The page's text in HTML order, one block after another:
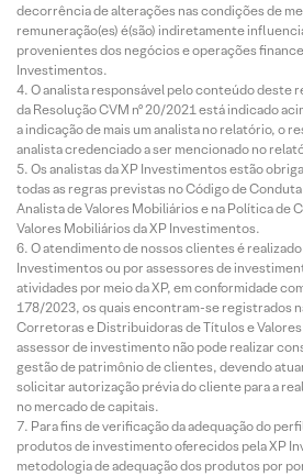
decorrência de alterações nas condições de
remuneração(es) é(são) indiretamente
provenientes dos negócios e operações
Investimentos.
O analista responsável pelo conteúdo deste
da Resolução CVM nº 20/2021 está indicado
a indicação de mais um analista no relatório, o
analista credenciado a ser mencionado no
Os analistas da XP Investimentos estão
todas as regras previstas no Código de
Analista de Valores Mobiliários e na Política de
Valores Mobiliários da XP Investimentos.
O atendimento de nossos clientes é
Investimentos ou por assessores de
atividades por meio da XP, em conformidade
178/2023, os quais encontram-se registrados
Corretoras e Distribuidoras de Títulos e
assessor de investimento não pode realizar
gestão de patrimônio de clientes, devendo
solicitar autorização prévia do cliente para a
no mercado de capitais.
Para fins de verificação da adequação do
produtos de investimento oferecidos pela XP
metodologia de adequação dos produtos por